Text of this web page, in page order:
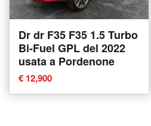
Dr dr F35 F35 1.5 Turbo
Bi-Fuel GPL del 2022
usata a Pordenone
€ 12,900